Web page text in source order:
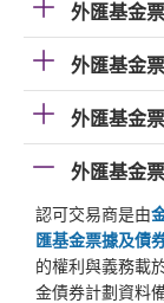
外匯基金
外匯基金
外匯基金
外匯基金
認可交易商是由
匯基金票據及債
的權利與義務載
金債券計劃資料